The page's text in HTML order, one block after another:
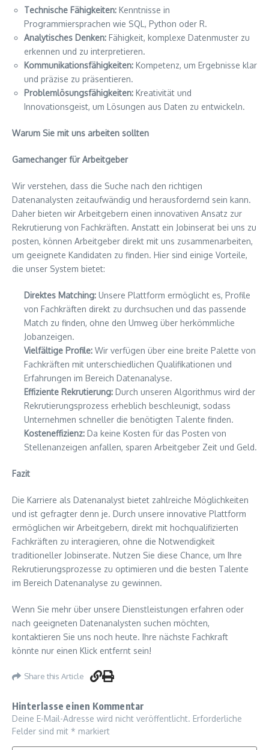
Technische Fähigkeiten: Kenntnisse in
Programmiersprachen wie SQL, Python oder R.
Analytisches Denken: Fähigkeit, komplexe Datenmuster zu
erkennen und zu interpretieren.
Kommunikationsfähigkeiten: Kompetenz, um Ergebnisse klar
und präzise zu präsentieren.
Problemlösungsfähigkeiten: Kreativität und
Innovationsgeist, um Lösungen aus Daten zu entwickeln.
Warum Sie mit uns arbeiten sollten
Gamechanger für Arbeitgeber
Wir verstehen, dass die Suche nach den richtigen
Datenanalysten zeitaufwändig und herausfordernd sein kann.
Daher bieten wir Arbeitgebern einen innovativen Ansatz zur
Rekrutierung von Fachkräften. Anstatt ein Jobinserat bei uns zu
posten, können Arbeitgeber direkt mit uns zusammenarbeiten,
um geeignete Kandidaten zu finden. Hier sind einige Vorteile,
die unser System bietet:
Direktes Matching: Unsere Plattform ermöglicht es, Profile
von Fachkräften direkt zu durchsuchen und das passende
Match zu finden, ohne den Umweg über herkömmliche
Jobanzeigen.
Vielfältige Profile: Wir verfügen über eine breite Palette von
Fachkräften mit unterschiedlichen Qualifikationen und
Erfahrungen im Bereich Datenanalyse.
Effiziente Rekrutierung: Durch unseren Algorithmus wird der
Rekrutierungsprozess erheblich beschleunigt, sodass
Unternehmen schneller die benötigten Talente finden.
Kosteneffizienz: Da keine Kosten für das Posten von
Stellenanzeigen anfallen, sparen Arbeitgeber Zeit und Geld.
Fazit
Die Karriere als Datenanalyst bietet zahlreiche Möglichkeiten
und ist gefragter denn je. Durch unsere innovative Plattform
ermöglichen wir Arbeitgebern, direkt mit hochqualifizierten
Fachkräften zu interagieren, ohne die Notwendigkeit
traditioneller Jobinserate. Nutzen Sie diese Chance, um Ihre
Rekrutierungsprozesse zu optimieren und die besten Talente
im Bereich Datenanalyse zu gewinnen.
Wenn Sie mehr über unsere Dienstleistungen erfahren oder
nach geeigneten Datenanalysten suchen möchten,
kontaktieren Sie uns noch heute. Ihre nächste Fachkraft
könnte nur einen Klick entfernt sein!
Share this Article
Hinterlasse einen Kommentar
Deine E-Mail-Adresse wird nicht veröffentlicht. Erforderliche
Felder sind mit * markiert